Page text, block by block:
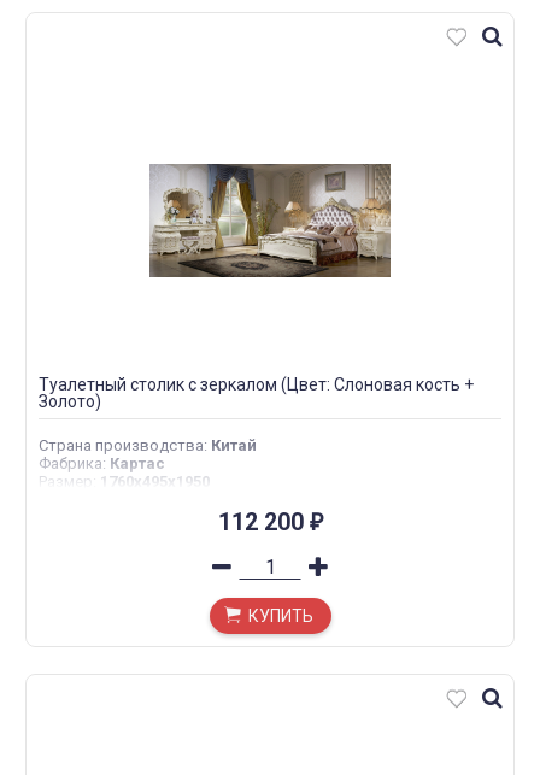
Туалетный столик с зеркалом (Цвет: Слоновая кость +
Золото)
Страна производства: Китай
Фабрика: Картас
Размер : 1760х495х1950
112 200 ₽
КУПИТЬ